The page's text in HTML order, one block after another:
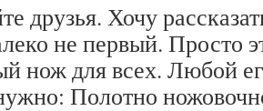
друзья. Хочу
не первый. Просто
нож для всех. Любой
Полотно